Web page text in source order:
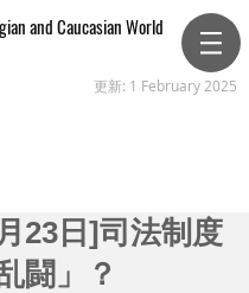
and Caucasian World
更新: 1 February 2025
23日]司法制度
闘」？